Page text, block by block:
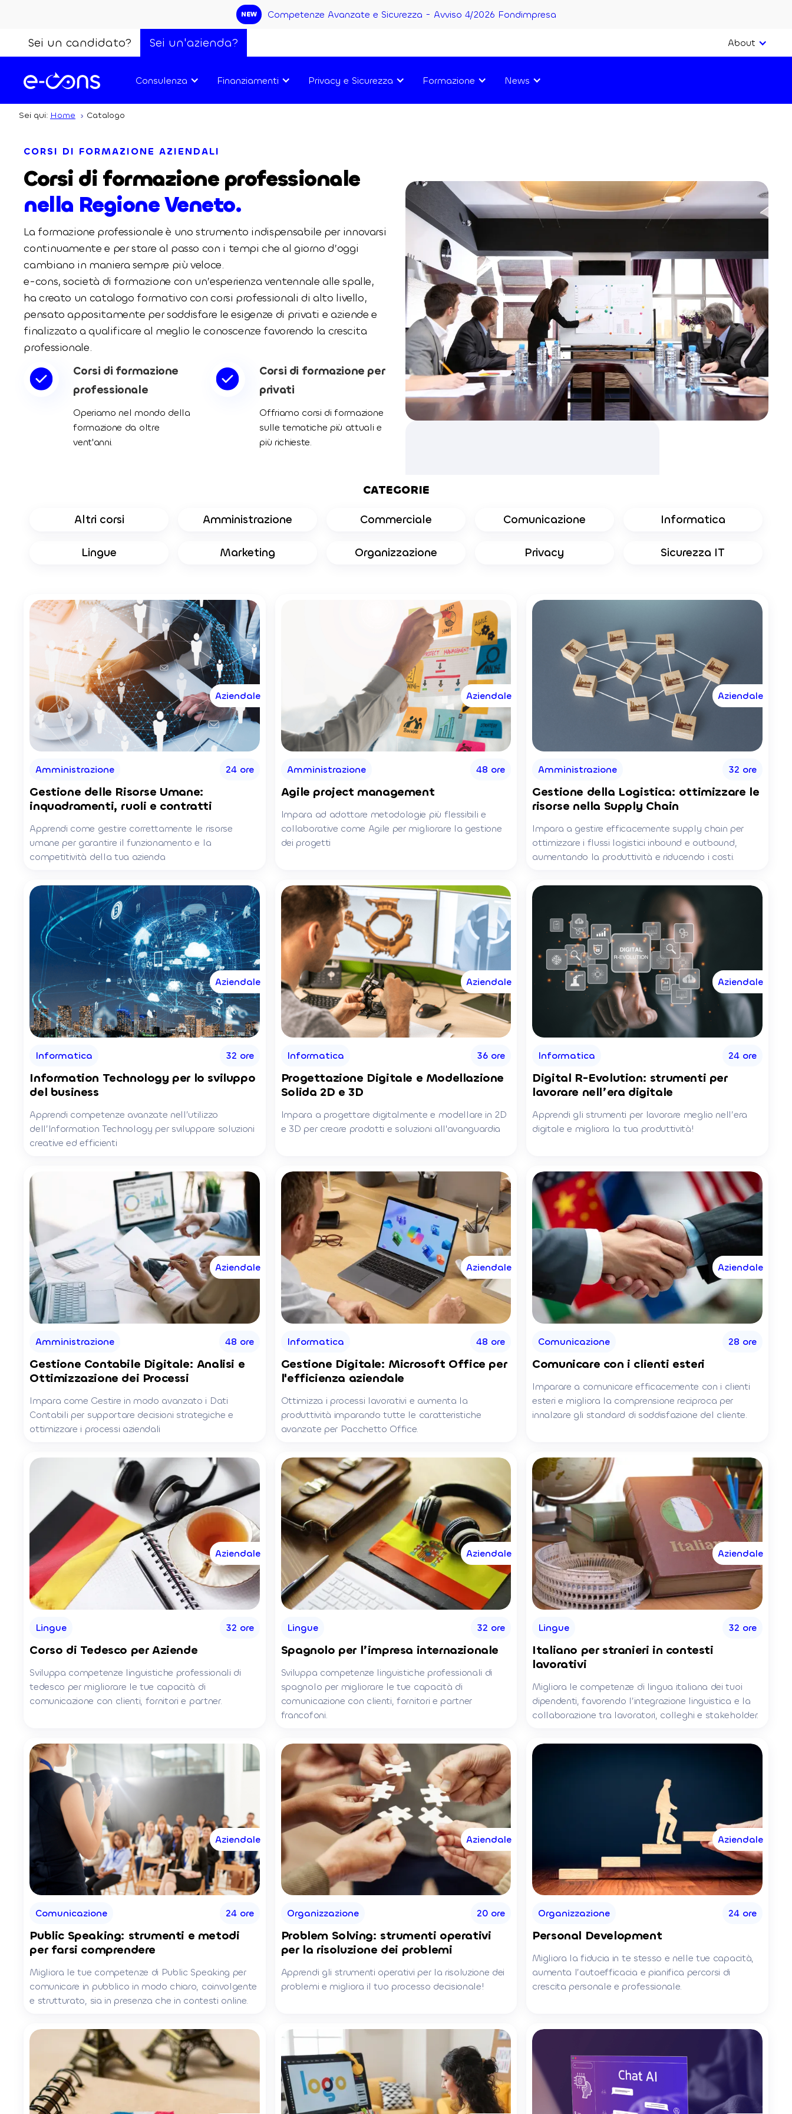
NEW Competenze Avanzate e Sicurezza - Avviso 4/2026 Fondimpresa
Sei un candidato? Sei un'azienda? About
Consulenza Finanziamenti Privacy e Sicurezza Formazione News
Sei qui: Home Catalogo
CORSI DI FORMAZIONE AZIENDALI
Corsi di formazione professionale
nella Regione Veneto.
La formazione professionale è uno strumento indispensabile per innovarsi
continuamente e per stare al passo con i tempi che al giorno d’oggi
cambiano in maniera sempre più veloce.
e-cons, società di formazione con un’esperienza ventennale alle spalle,
ha creato un catalogo formativo con corsi professionali di alto livello,
pensato appositamente per soddisfare le esigenze di privati e aziende e
finalizzato a qualificare al meglio le conoscenze favorendo la crescita
professionale.
Corsi di formazione
professionale
Operiamo nel mondo della
formazione da oltre
vent'anni.
Corsi di formazione per
privati
Offriamo corsi di formazione
sulle tematiche più attuali e
più richieste.
CATEGORIE
Altri corsi
Amministrazione Commerciale Comunicazione Informatica
Lingue Marketing Organizzazione Privacy Sicurezza IT
Amministrazione 24 ore
Gestione delle Risorse Umane:
inquadramenti, ruoli e contratti
Apprendi come gestire correttamente le risorse
umane per garantire il funzionamento e la
competitività della tua azienda
Aziendale
Amministrazione 48 ore
Agile project management
Impara ad adottare metodologie più flessibili e
collaborative come Agile per migliorare la gestione
dei progetti
Aziendale
Amministrazione 32 ore
Gestione della Logistica: ottimizzare le
risorse nella Supply Chain
Impara a gestire efficacemente supply chain per
ottimizzare i flussi logistici inbound e outbound,
aumentando la produttività e riducendo i costi.
Aziendale
Informatica 32 ore
Information Technology per lo sviluppo
del business
Apprendi competenze avanzate nell’utilizzo
dell’Information Technology per sviluppare soluzioni
creative ed efficienti
Aziendale
Informatica 36 ore
Progettazione Digitale e Modellazione
Solida 2D e 3D
Impara a progettare digitalmente e modellare in 2D
e 3D per creare prodotti e soluzioni all'avanguardia
Aziendale
Informatica 24 ore
Digital R-Evolution: strumenti per
lavorare nell’era digitale
Apprendi gli strumenti per lavorare meglio nell’era
digitale e migliora la tua produttività!
Aziendale
Amministrazione 48 ore
Gestione Contabile Digitale: Analisi e
Ottimizzazione dei Processi
Impara come Gestire in modo avanzato i Dati
Contabili per supportare decisioni strategiche e
ottimizzare i processi aziendali
Aziendale
Informatica 48 ore
Gestione Digitale: Microsoft Office per
l'efficienza aziendale
Ottimizza i processi lavorativi e aumenta la
produttività imparando tutte le caratteristiche
avanzate per Pacchetto Office.
Aziendale
Comunicazione 28 ore
Comunicare con i clienti esteri
Imparare a comunicare efficacemente con i clienti
esteri e migliora la comprensione reciproca per
innalzare gli standard di soddisfazione del cliente.
Aziendale
Lingue 32 ore
Corso di Tedesco per Aziende
Sviluppa competenze linguistiche professionali di
tedesco per migliorare le tue capacità di
comunicazione con clienti, fornitori e partner.
Aziendale
Lingue 32 ore
Spagnolo per l’impresa internazionale
Sviluppa competenze linguistiche professionali di
spagnolo per migliorare le tue capacità di
comunicazione con clienti, fornitori e partner
francofoni.
Aziendale
Lingue 32 ore
Italiano per stranieri in contesti
lavorativi
Migliora le competenze di lingua italiana dei tuoi
dipendenti, favorendo l’integrazione linguistica e la
collaborazione tra lavoratori, colleghi e stakeholder.
Aziendale
Comunicazione 24 ore
Public Speaking: strumenti e metodi
per farsi comprendere
Migliora le tue competenze di Public Speaking per
comunicare in pubblico in modo chiaro, coinvolgente
e strutturato, sia in presenza che in contesti online.
Aziendale
Organizzazione 20 ore
Problem Solving: strumenti operativi
per la risoluzione dei problemi
Apprendi gli strumenti operativi per la risoluzione dei
problemi e migliora il tuo processo decisionale!
Aziendale
Organizzazione 24 ore
Personal Development
Migliora la fiducia in te stesso e nelle tue capacità,
aumenta l’autoefficacia e pianifica percorsi di
crescita personale e professionale.
Aziendale